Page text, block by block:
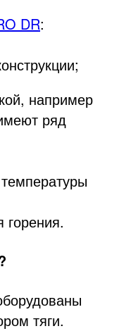
DR:
например
ряд
тяги.